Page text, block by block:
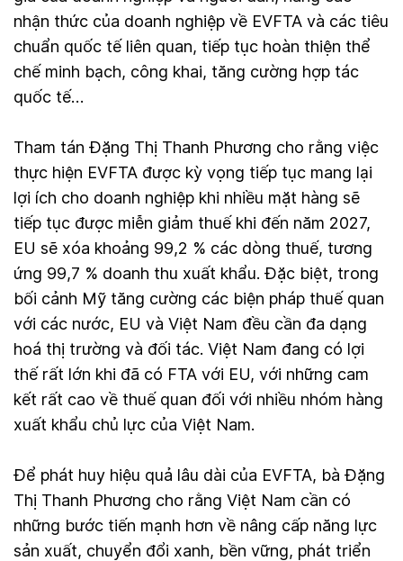
nhận thức của doanh nghiệp về EVFTA và các tiêu
chuẩn quốc tế liên quan, tiếp tục hoàn thiện thể
chế minh bạch, công khai, tăng cường hợp tác
quốc tế…
Tham tán Đặng Thị Thanh Phương cho rằng việc
thực hiện EVFTA được kỳ vọng tiếp tục mang lại
lợi ích cho doanh nghiệp khi nhiều mặt hàng sẽ
tiếp tục được miễn giảm thuế khi đến năm 2027,
EU sẽ xóa khoảng 99,2 % các dòng thuế, tương
ứng 99,7 % doanh thu xuất khẩu. Đặc biệt, trong
bối cảnh Mỹ tăng cường các biện pháp thuế quan
với các nước, EU và Việt Nam đều cần đa dạng
hoá thị trường và đối tác. Việt Nam đang có lợi
thế rất lớn khi đã có FTA với EU, với những cam
kết rất cao về thuế quan đối với nhiều nhóm hàng
xuất khẩu chủ lực của Việt Nam.
Để phát huy hiệu quả lâu dài của EVFTA, bà Đặng
Thị Thanh Phương cho rằng Việt Nam cần có
những bước tiến mạnh hơn về nâng cấp năng lực
sản xuất, chuyển đổi xanh, bền vững, phát triển